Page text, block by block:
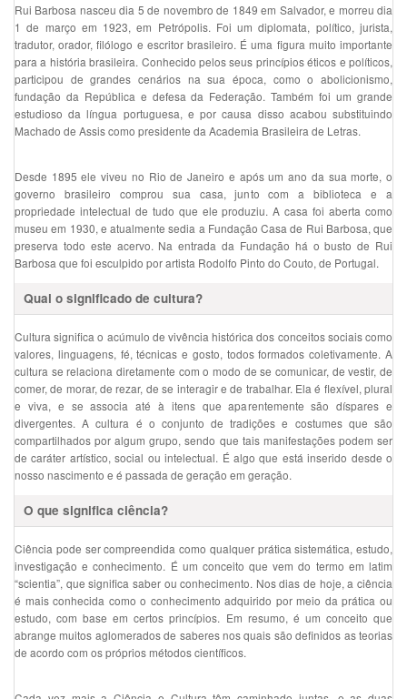
Rui Barbosa nasceu dia 5 de novembro de 1849 em Salvador, e morreu dia
1 de março em 1923, em Petrópolis. Foi um diplomata, político, jurista,
tradutor, orador, filólogo e escritor brasileiro. É uma figura muito importante
para a história brasileira. Conhecido pelos seus princípios éticos e políticos,
participou de grandes cenários na sua época, como o abolicionismo,
fundação da República e defesa da Federação. Também foi um grande
estudioso da língua portuguesa, e por causa disso acabou substituindo
Machado de Assis como presidente da Academia Brasileira de Letras.
Desde 1895 ele viveu no Rio de Janeiro e após um ano da sua morte, o
governo brasileiro comprou sua casa, junto com a biblioteca e a
propriedade intelectual de tudo que ele produziu. A casa foi aberta como
museu em 1930, e atualmente sedia a Fundação Casa de Rui Barbosa, que
preserva todo este acervo. Na entrada da Fundação há o busto de Rui
Barbosa que foi esculpido por artista Rodolfo Pinto do Couto, de Portugal.
Qual o significado de cultura?
Cultura significa o acúmulo de vivência histórica dos conceitos sociais como
valores, linguagens, fé, técnicas e gosto, todos formados coletivamente. A
cultura se relaciona diretamente com o modo de se comunicar, de vestir, de
comer, de morar, de rezar, de se interagir e de trabalhar. Ela é flexível, plural
e viva, e se associa até à itens que aparentemente são díspares e
divergentes. A cultura é o conjunto de tradições e costumes que são
compartilhados por algum grupo, sendo que tais manifestações podem ser
de caráter artístico, social ou intelectual. É algo que está inserido desde o
nosso nascimento e é passada de geração em geração.
O que significa ciência?
Ciência pode ser compreendida como qualquer prática sistemática, estudo,
investigação e conhecimento. É um conceito que vem do termo em latim
“scientia”, que significa saber ou conhecimento. Nos dias de hoje, a ciência
é mais conhecida como o conhecimento adquirido por meio da prática ou
estudo, com base em certos princípios. Em resumo, é um conceito que
abrange muitos aglomerados de saberes nos quais são definidos as teorias
de acordo com os próprios métodos científicos.